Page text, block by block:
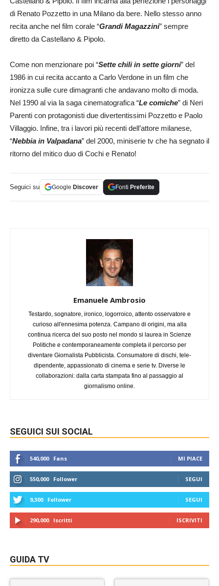
di Renato Pozzetto in una Milano da bere. Nello stesso anno
recita anche nel film corale “Grandi Magazzini” sempre
diretto da Castellano & Pipolo.
Come non menzionare poi “Sette chili in sette giorni” del
1986 in cui recita accanto a Carlo Verdone in un film che
ironizza sulle cure dimagranti che andavano molto di moda.
Nel 1990 al via la saga cinematografica “Le comiche” di Neri
Parenti con protagonisti due divertentissimi Pozzetto e Paolo
Villaggio. Infine, tra i lavori più recenti dell’attore milanese,
“Nebbia in Valpadana” del 2000, miniserie tv che ha segnato il
ritorno del mitico duo di Cochi e Renato!
Seguici su Google Discover Fonti Preferite
Emanuele Ambrosio
Testardo, sognatore, ironico, logorroico, attento osservatore e
curioso all'ennesima potenza. Campano di origini, ma alla
continua ricerca del suo posto nel mondo si laurea in Scienze
Politiche e contemporaneamente completa il percorso per
diventare Giornalista Pubblicista. Consumatore di dischi, tele-
dipendente, appassionato di cinema e serie tv. Diverse le
collaborazioni: dalla carta stampata fino al passaggio al
giornalismo online.
SEGUICI SUI SOCIAL
540,000 Fans MI PIACE
550,000 Follower SEGUI
9,300 Follower SEGUI
290,000 Iscritti ISCRIVITI
GUIDA TV